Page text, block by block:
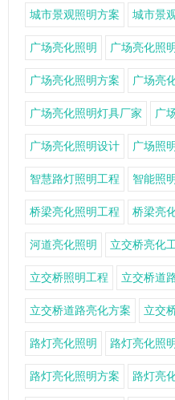
城市景观照明方案 城市景
广场亮化照明 广场亮化照
广场亮化照明方案 广场亮
广场亮化照明灯具厂家 广
广场亮化照明设计 广场照
智慧路灯照明工程 智能照
桥梁亮化照明工程 桥梁亮
河道亮化照明 立交桥亮化
立交桥照明工程 立交桥道
立交桥道路亮化方案 立交
路灯亮化照明 路灯亮化照
路灯亮化照明方案 路灯亮